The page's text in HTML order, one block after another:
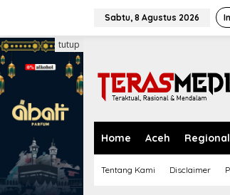
a
t
i
k
e
Sabtu, 8 Agustus 2026
Home Aceh Regional
Tentang Kami Disclaimer
tutup